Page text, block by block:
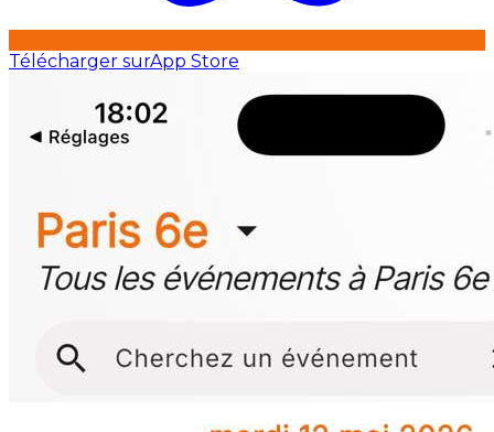
Télécharger surApp Store